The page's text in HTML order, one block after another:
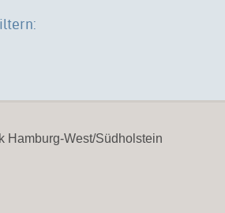
Hamburg-West/Südholstein